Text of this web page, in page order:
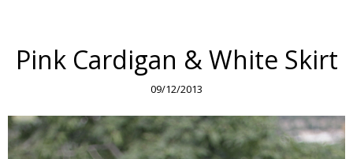
Pink Cardigan & White Skirt
09/12/2013